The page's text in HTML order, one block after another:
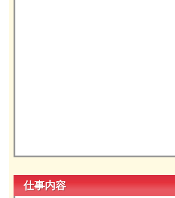
仕事内容